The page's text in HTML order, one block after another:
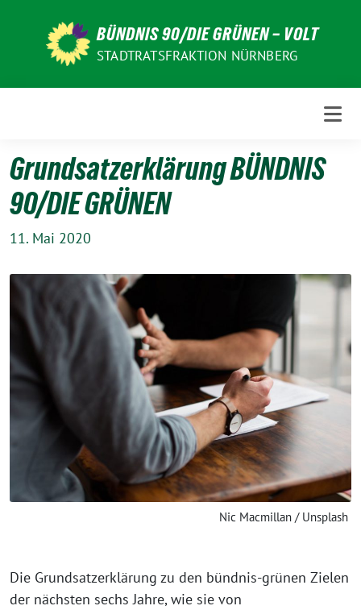
BÜNDNIS 90/DIE GRÜNEN – VOLT
STADTRATSFRAKTION NÜRNBERG
Grundsatzerklärung BÜNDNIS
90/DIE GRÜNEN
11. Mai 2020
Nic Macmillan / Unsplash
Die Grundsatzerklärung zu den bündnis-grünen Zielen
der nächsten sechs Jahre, wie sie von